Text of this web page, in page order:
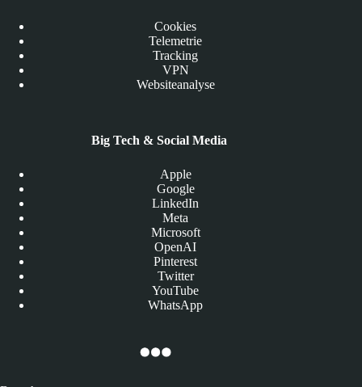
Cookies
Telemetrie
Tracking
VPN
Websiteanalyse
Big Tech & Social Media
Apple
Google
LinkedIn
Meta
Microsoft
OpenAI
Pinterest
Twitter
YouTube
WhatsApp